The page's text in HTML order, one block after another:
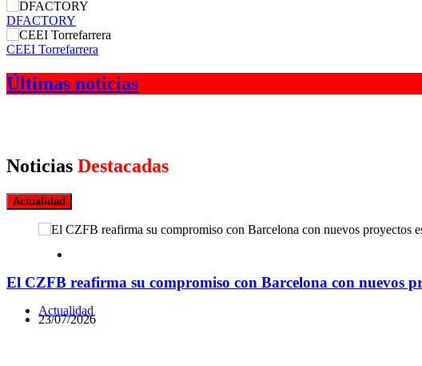
DFACTORY
CEEI Torrefarrera
Últimas noticias
Noticias Destacadas
Actualidad
El CZFB reafirma su compromiso con Barcelona con nuevos
Actualidad
23/07/2026